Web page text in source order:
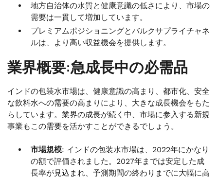
地方自治体の水質と健康意識の低さにより、市場の
需要は一貫して増加しています。
プレミアムポジショニングとバルクサプライチャネ
ルは、より高い収益機会を提供します。
業界概要:急成長中の必需品
インドの包装水市場は、健康意識の高まり、都市化、安全
な飲料水への需要の高まりにより、大きな成長機会をもた
らしています。業界の成長が続く中、市場に参入する新規
事業もこの需要を活かすことができるでしょう。
市場規模: インドの包装水市場は、2022年にかなり
の額で評価されました。2027年までは安定した成
長率が見込まれ、予測期間の終わりまでに大幅に高